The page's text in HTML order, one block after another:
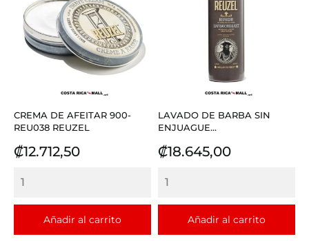
CREMA DE AFEITAR 900-
REU038 REUZEL
Precio
₡12.712,50
Añadir al carrito
LAVADO DE BARBA SIN
ENJUAGUE...
Precio
₡18.645,00
Añadir al carrito